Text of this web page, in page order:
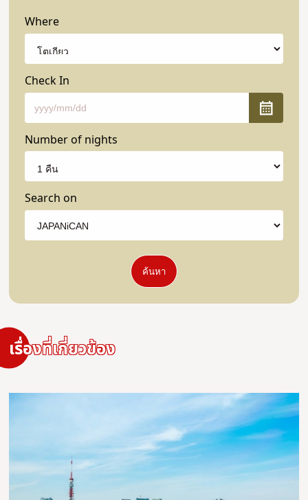
Where
Check In
Number of nights
Search on
ค้นหา
เรื่องที่เกี่ยวข้อง